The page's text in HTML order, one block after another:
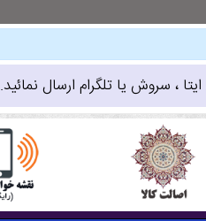
، سروش یا تلگرام ارسال نمائید.